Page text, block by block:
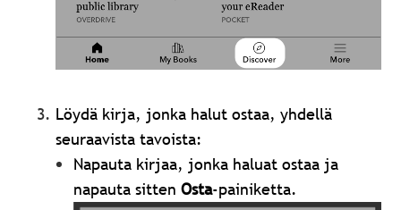
Löydä kirja, jonka halut ostaa, yhdellä
seuraavista tavoista:
Napauta kirjaa, jonka haluat ostaa ja
napauta sittenOsta-painiketta.